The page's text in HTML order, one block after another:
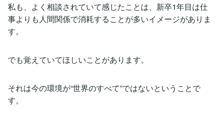
私も、よく相談されていて感じたことは、新卒1年目は仕
事よりも人間関係で消耗することが多いイメージがありま
す。
でも覚えていてほしいことがあります。
それは今の環境が“世界のすべて”ではないということで
す。